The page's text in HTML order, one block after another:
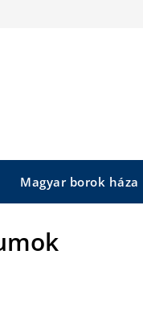
Magyar borok háza